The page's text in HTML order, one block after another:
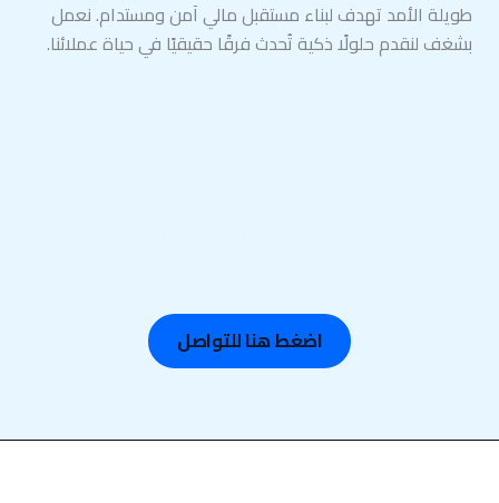
طويلة الأمد تهدف لبناء مستقبل مالي آمن ومستدام. نعمل
بشغف لنقدم حلولًا ذكية تُحدث فرقًا حقيقيًا في حياة عملائنا.
اضغط هنا للتواصل